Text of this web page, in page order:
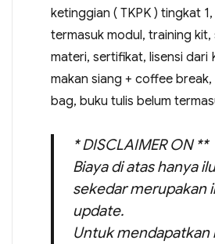
ketinggian ( TKPK ) tingkat
termasuk modul, training
materi, sertifikat, lisensi dari
makan siang + coffee
bag, buku tulis belum
* DISCLAIMER ON **
Biaya di atas hanya
sekedar merupakan
update.
Untuk mendapatkan